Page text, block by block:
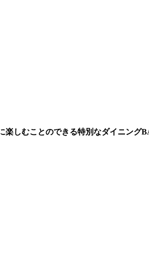
しむことのできる特別なダイニング